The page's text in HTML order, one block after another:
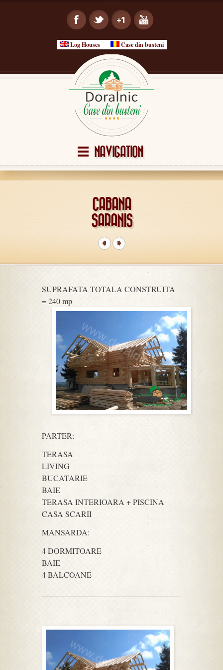
Log Houses Case din busteni
NAVIGATION
CABANA
SARANIS
SUPRAFATA TOTALA CONSTRUITA
= 240 mp
PARTER:
TERASA
LIVING
BUCATARIE
BAIE
TERASA INTERIOARA + PISCINA
CASA SCARII
MANSARDA:
4 DORMITOARE
BAIE
4 BALCOANE